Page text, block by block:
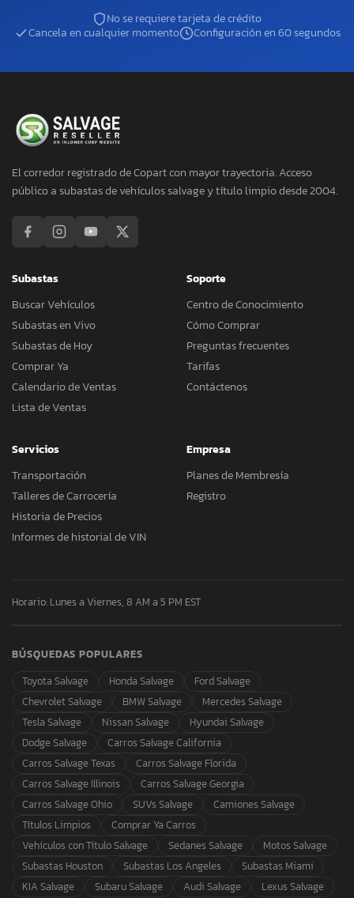
No se requiere tarjeta de crédito
Cancela en cualquier momento
Configuración en 60 segundos
El corredor registrado de Copart con mayor trayectoria. Acceso
público a subastas de vehículos salvage y título limpio desde 2004.
Subastas
Buscar Vehículos
Subastas en Vivo
Subastas de Hoy
Comprar Ya
Calendario de Ventas
Lista de Ventas
Soporte
Centro de Conocimiento
Cómo Comprar
Preguntas frecuentes
Tarifas
Contáctenos
Servicios
Transportación
Talleres de Carrocería
Historia de Precios
Informes de historial de VIN
Empresa
Planes de Membresía
Registro
Horario: Lunes a Viernes, 8 AM a 5 PM EST
BÚSQUEDAS POPULARES
Toyota Salvage
Honda Salvage
Ford Salvage
Chevrolet Salvage
BMW Salvage
Mercedes Salvage
Tesla Salvage
Nissan Salvage
Hyundai Salvage
Dodge Salvage
Carros Salvage California
Carros Salvage Texas
Carros Salvage Florida
Carros Salvage Illinois
Carros Salvage Georgia
Carros Salvage Ohio
SUVs Salvage
Camiones Salvage
Títulos Limpios
Comprar Ya Carros
Vehículos con Título Salvage
Sedanes Salvage
Motos Salvage
Subastas Houston
Subastas Los Angeles
Subastas Miami
KIA Salvage
Subaru Salvage Audi Salvage Lexus Salvage